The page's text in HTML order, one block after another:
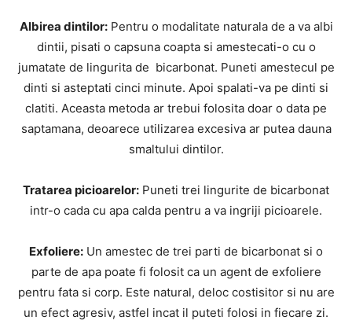
Albirea dintilor:Pentru o modalitate naturala de a va albi
dintii, pisati o capsuna coapta si amestecati-o cu o
jumatate de lingurita de bicarbonat. Puneti amestecul pe
dinti si asteptati cinci minute. Apoi spalati-va pe dinti si
clatiti. Aceasta metoda ar trebui folosita doar o data pe
saptamana, deoarece utilizarea excesiva ar putea dauna
smaltului dintilor.
Tratarea picioarelor: Puneti trei lingurite de bicarbonat
intr-o cada cu apa calda pentru a va ingriji picioarele.
Exfoliere: Un amestec de trei parti de bicarbonat si o
parte de apa poate fi folosit ca un agent de exfoliere
pentru fata si corp. Este natural, deloc costisitor si nu are
un efect agresiv, astfel incat il puteti folosi in fiecare zi.